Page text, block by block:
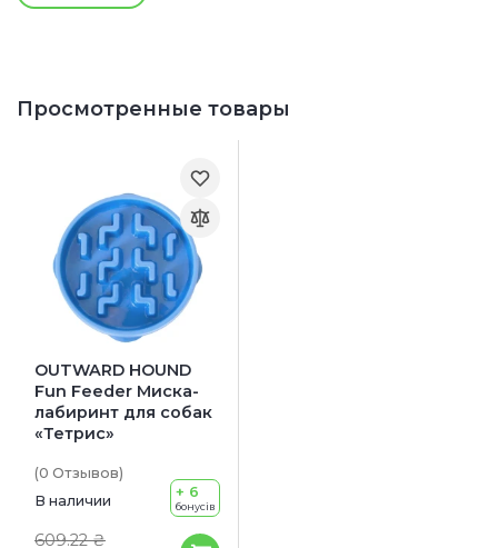
Просмотренные товары
OUTWARD HOUND
Fun Feeder Миска-
лабиринт для собак
«Тетрис»
(0 Отзывов)
В наличии
609.22 ₴
+ 6
бонусів